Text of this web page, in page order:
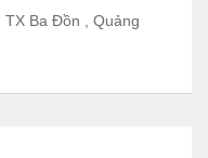
TX Ba Đồn , Quảng